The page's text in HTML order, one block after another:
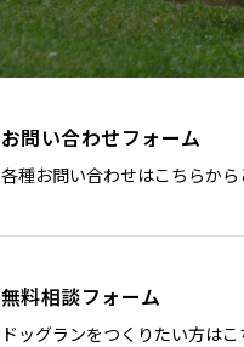
お問い合わせフォーム
各種お問い合わせはこちらから
無料相談フォーム
ドッグランをつくりたい方はこ